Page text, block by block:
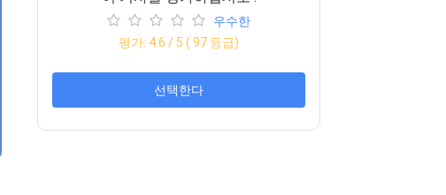
우수한
평가: 4.6 / 5 (97 등급)
선택한다